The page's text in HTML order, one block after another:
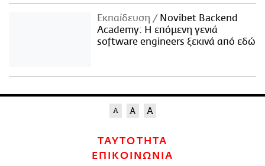
Εκπαίδευση
Novibet Backend
Academy: Η επόμενη γενιά
software engineers ξεκινά από εδώ
ΤΑΥΤΟΤΗΤΑ
ΕΠΙΚΟΙΝΩΝΙΑ